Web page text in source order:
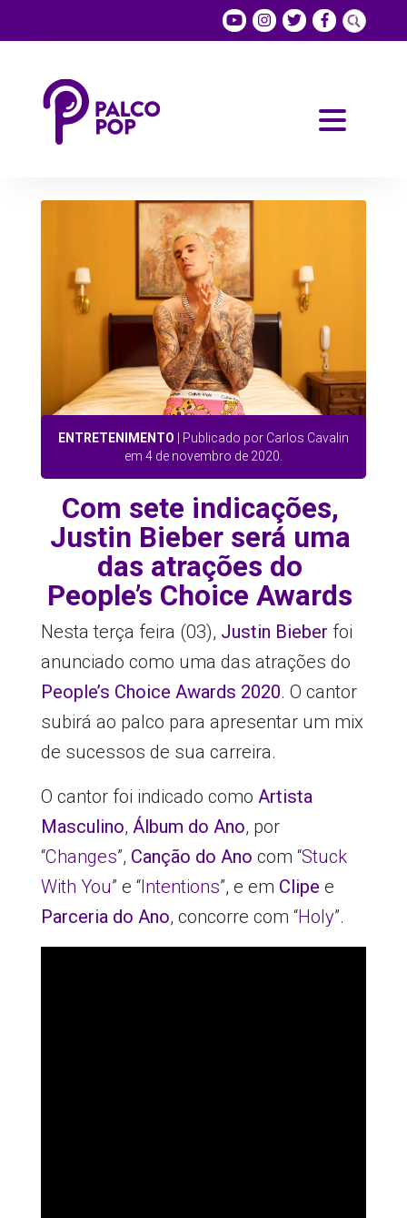
ENTRETENIMENTO | Publicado por Carlos Cavalin
em 4 de novembro de 2020.
Com sete indicações,
Justin Bieber será uma
das atrações do
People’s Choice Awards
Nesta terça feira (03), Justin Bieber foi
anunciado como uma das atrações do
People’s Choice Awards 2020. O cantor
subirá ao palco para apresentar um mix
de sucessos de sua carreira.
O cantor foi indicado como Artista
Masculino, Álbum do Ano, por
“Changes”, Canção do Ano com “Stuck
With You” e “Intentions”, e em Clipe e
Parceria do Ano, concorre com “Holy”.